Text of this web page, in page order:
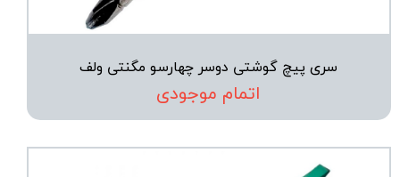
سری پیچ گوشتی دوسر چهارسو مگنتی ولف
اتمام موجودی